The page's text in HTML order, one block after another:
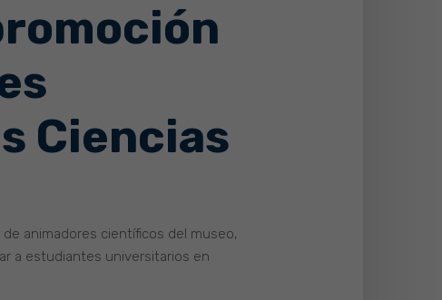
Ciencias
de animadores científicos del museo,
a estudiantes universitarios en